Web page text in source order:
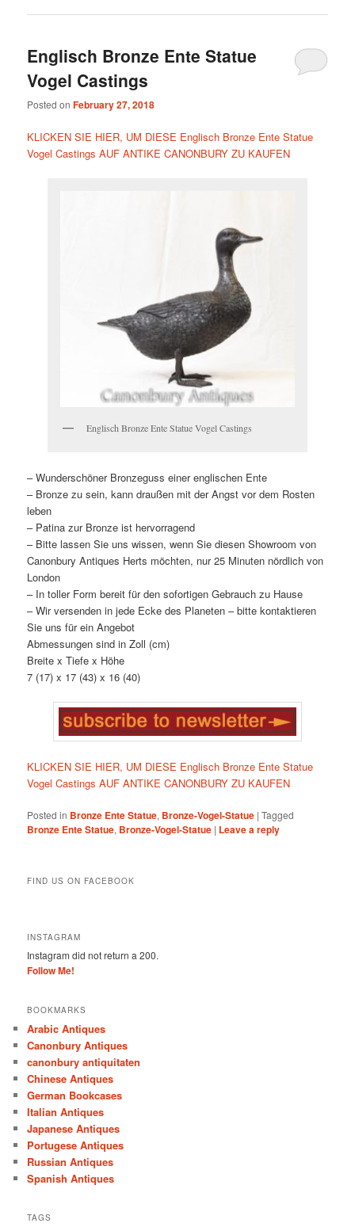
Englisch Bronze Ente Statue
Vogel Castings
Posted onFebruary 27, 2018
KLICKEN SIE HIER, UM DIESE Englisch Bronze Ente Statue
Vogel Castings AUF ANTIKE CANONBURY ZU KAUFEN
Englisch Bronze Ente Statue Vogel Castings
– Wunderschöner Bronzeguss einer englischen Ente
– Bronze zu sein, kann draußen mit der Angst vor dem Rosten
leben
– Patina zur Bronze ist hervorragend
– Bitte lassen Sie uns wissen, wenn Sie diesen Showroom von
Canonbury Antiques Herts möchten, nur 25 Minuten nördlich von
London
– In toller Form bereit für den sofortigen Gebrauch zu Hause
– Wir versenden in jede Ecke des Planeten – bitte kontaktieren
Sie uns für ein Angebot
Abmessungen sind in Zoll (cm)
Breite x Tiefe x Höhe
7 (17) x 17 (43) x 16 (40)
KLICKEN SIE HIER, UM DIESE Englisch Bronze Ente Statue
Vogel Castings AUF ANTIKE CANONBURY ZU KAUFEN
Posted in Bronze Ente Statue, Bronze-Vogel-Statue |Tagged
Bronze Ente Statue, Bronze-Vogel-Statue | Leave a reply
FIND US ON FACEBOOK
INSTAGRAM
Instagram did not return a 200.
Follow Me!
BOOKMARKS
Arabic Antiques
Canonbury Antiques
canonbury antiquitaten
Chinese Antiques
German Bookcases
Italian Antiques
Japanese Antiques
Portugese Antiques
Russian Antiques
Spanish Antiques
TAGS